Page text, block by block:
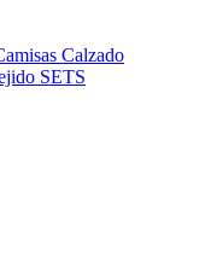
Calzado
SETS